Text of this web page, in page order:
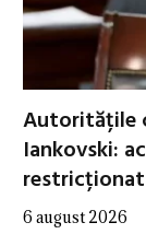
Autoritățile
Iankovski:
restricționat
6 august 2026